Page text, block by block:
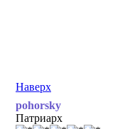
Наверх
pohorsky
Патриарх